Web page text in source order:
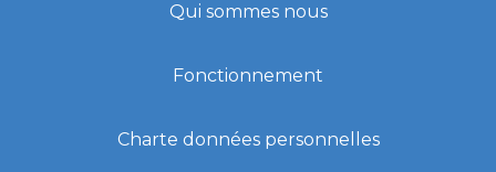
Qui sommes nous
Fonctionnement
Charte données personnelles